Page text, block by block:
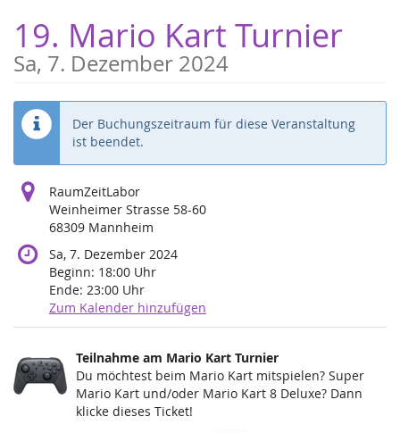
Haupt-
Inhalt
springen
19. Mario Kart Turnier
Sa, 7. Dezember 2024
Der Buchungszeitraum für diese Veranstaltung
ist beendet.
RaumZeitLabor
Weinheimer Strasse 58-60
68309 Mannheim
Sa, 7. Dezember 2024
Beginn: 18:00 Uhr
Ende: 23:00 Uhr
Zum Kalender hinzufügen
Produkte
Unkategorisierte
Produkte
Teilnahme am Mario Kart Turnier
Du möchtest beim Mario Kart mitspielen? Super
Mario Kart und/oder Mario Kart 8 Deluxe? Dann
klicke dieses Ticket!